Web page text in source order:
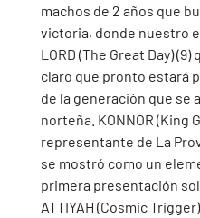
machos de 2 años que
victoria, donde nuestro
LORD (The Great Day)
claro que pronto estará
de la generación que se
norteña. KONNOR (King
representante de La
se mostró como un
primera presentación
ATTIYAH (Cosmic